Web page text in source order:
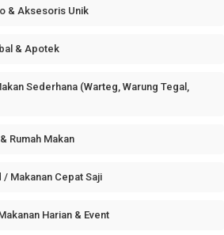
& Aksesoris Unik
& Apotek
Sederhana (Warteg, Warung Tegal,
Rumah Makan
Makanan Cepat Saji
Harian & Event